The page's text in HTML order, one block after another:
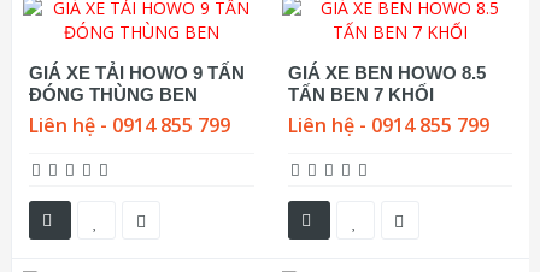
GIÁ XE TẢI HOWO 9 TẤN
ĐÓNG THÙNG BEN
Liên hệ - 0914 855 799
GIÁ XE BEN HOWO 8.5
TẤN BEN 7 KHỐI
Liên hệ - 0914 855 799